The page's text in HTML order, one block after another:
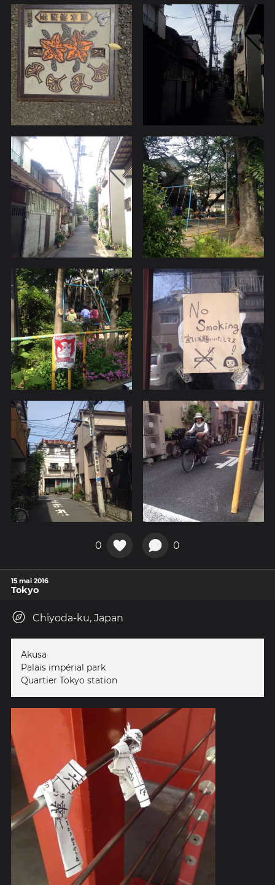
0 0
15 mai 2016
Tokyo
Chiyoda-ku, Japan
Akusa
Palais impérial park
Quartier Tokyo station